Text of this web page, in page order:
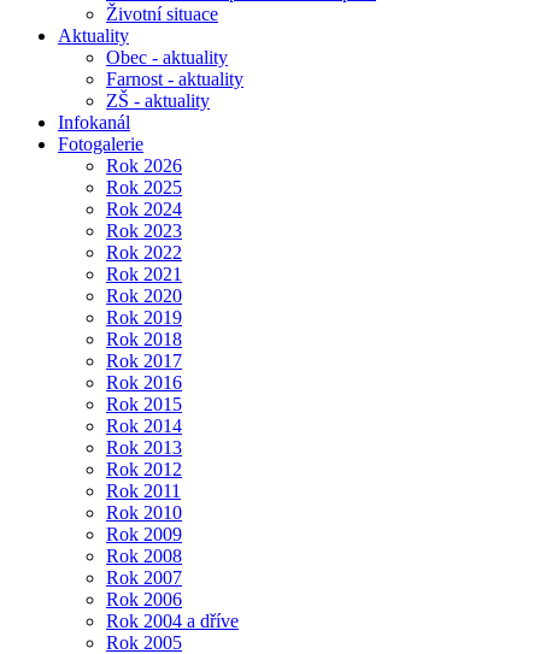
Životní situace
Aktuality
Obec - aktuality
Farnost - aktuality
ZŠ - aktuality
Infokanál
Fotogalerie
Rok 2026
Rok 2025
Rok 2024
Rok 2023
Rok 2022
Rok 2021
Rok 2020
Rok 2019
Rok 2018
Rok 2017
Rok 2016
Rok 2015
Rok 2014
Rok 2013
Rok 2012
Rok 2011
Rok 2010
Rok 2009
Rok 2008
Rok 2007
Rok 2006
Rok 2004 a dříve
Rok 2005